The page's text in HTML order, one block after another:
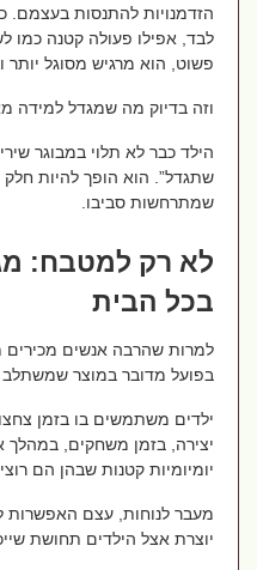
הזדמנויות להתנסות בעצמם.
לבד, אפילו פעולה קטנה כמו
פשוט, הוא מרגיש מסוגל יותר
וזה בדיוק מה שמגדל למידה
הילד כבר לא תלוי במבוגר
שתגדל”. הוא הופך להיות חלק
שמתרחשות סביבו.
לא רק למטבח:
בכל הבית
למרות שהרבה אנשים מכירים
בפועל מדובר במוצר שמשתלב
ילדים משתמשים בו בזמן צחצוח
יצירה, בזמן משחקים, במהלך
יומיומיות קטנות שבהן הם
מעבר לנוחות, עצם האפשרות
יוצרת אצל הילדים תחושת